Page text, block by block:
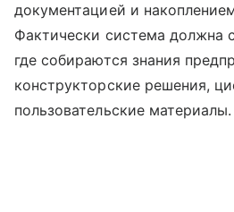
документацией и
Фактически система должна
где собираются знания
конструкторские решения,
пользовательские материалы.